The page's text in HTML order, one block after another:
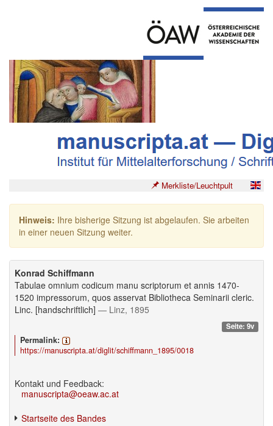
Merkliste/Leuchtpult
Hinweis: Ihre bisherige Sitzung ist abgelaufen. Sie arbeiten
in einer neuen Sitzung weiter.
Konrad Schiffmann
Tabulae omnium codicum manu scriptorum et annis 1470-
1520 impressorum, quos asservat Bibliotheca Seminarii cleric.
Linc. [handschriftlich] — Linz, 1895
Seite: 9v
Permalink:
https://manuscripta.at/diglit/schiffmann_1895/0018
Kontakt und Feedback:
manuscripta@oeaw.ac.at
Startseite des Bandes